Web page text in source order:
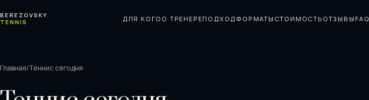
BEREZOVSKY
TENNIS
ДЛЯ КОГО О ТРЕНЕРЕПОДХОД ФОРМАТЫ СТОИМОСТЬ ОТЗЫВЫ FAQ
Главная/Теннис сегодня